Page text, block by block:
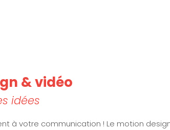
& vidéo
idées
à votre communication ! Le motion